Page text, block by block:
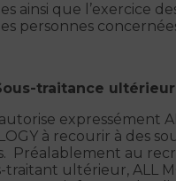
ainsi que l’exercice
personnes
traitance
expressément
à recourir à des
Préalablement au
traitant ultérieur, ALL